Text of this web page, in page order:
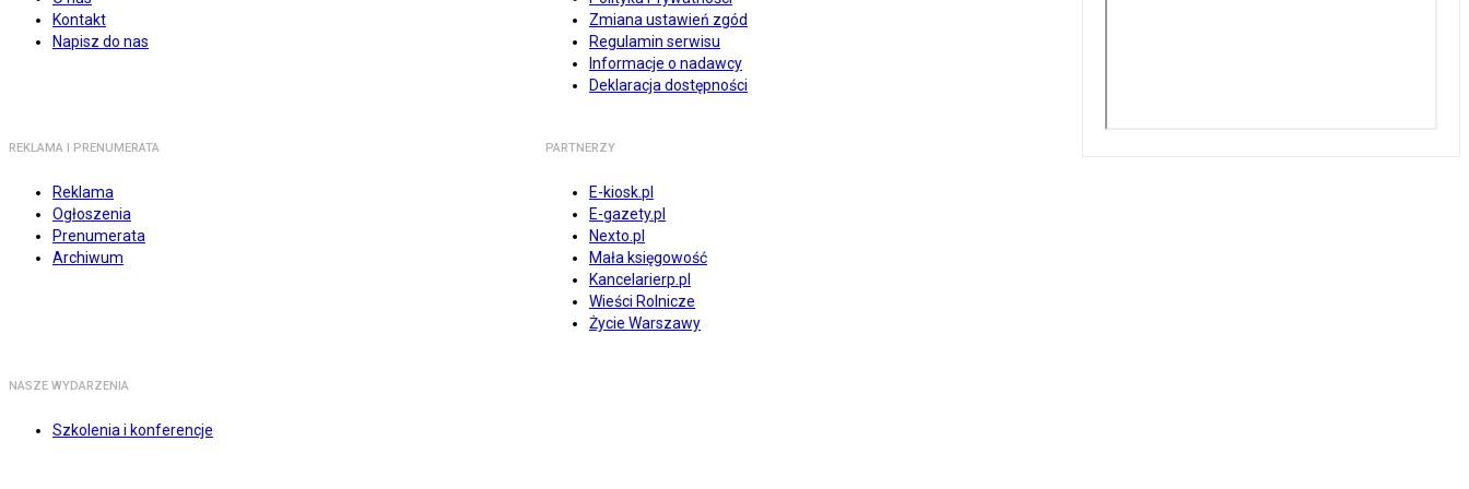
Kontakt
Napisz do nas
Zmiana ustawień zgód
Regulamin serwisu
Informacje o nadawcy
Deklaracja dostępności
REKLAMA I PRENUMERATA
Reklama
Ogłoszenia
Prenumerata
Archiwum
PARTNERZY
E-kiosk.pl
E-gazety.pl
Nexto.pl
Mała księgowość
Kancelarierp.pl
Wieści Rolnicze
Życie Warszawy
NASZE WYDARZENIA
Szkolenia i konferencje